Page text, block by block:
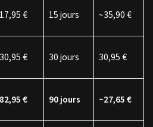
17,95 € 15 jours ~35,90 €
30,95 € 30 jours 30,95 €
82,95 € 90 jours ~27,65 €